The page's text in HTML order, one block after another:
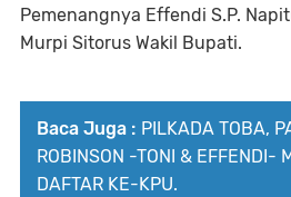
Pemenangnya Effendi S.P.
Murpi Sitorus Wakil Bupati.
Baca Juga : PILKADA TOBA,
ROBINSON -TONI & EFFENDI-
DAFTAR KE-KPU.